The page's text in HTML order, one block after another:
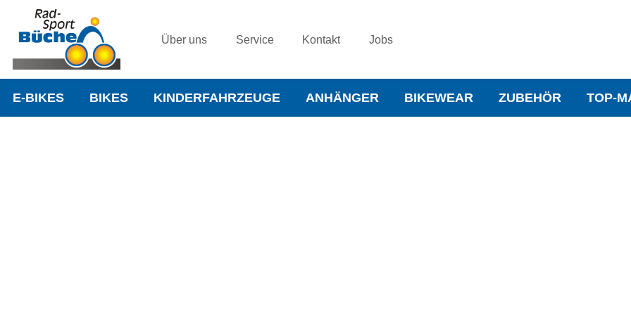
Über uns Service Kontakt Jobs
E-BIKES BIKES KINDERFAHRZEUGE ANHÄNGER BIKEWEAR ZUBEHÖR TOP-